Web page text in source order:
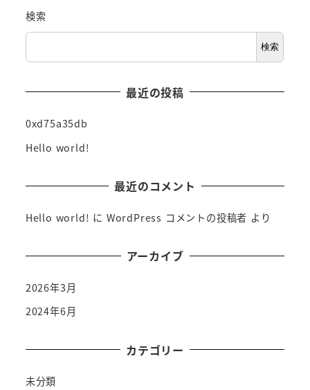
検索
検索
最近の投稿
0xd75a35db
Hello world!
最近のコメント
Hello world! に WordPress コメントの投稿者 より
アーカイブ
2026年3月
2024年6月
カテゴリー
未分類